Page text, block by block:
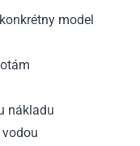
model
nákladu